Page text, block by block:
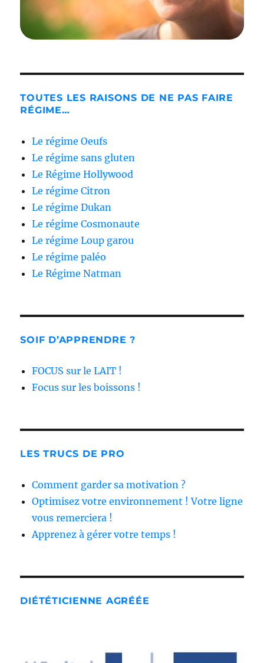
TOUTES LES RAISONS DE NE PAS FAIRE
RÉGIME…
Le régime Oeufs
Le régime sans gluten
Le Régime Hollywood
Le régime Citron
Le régime Dukan
Le régime Cosmonaute
Le régime Loup garou
Le régime paléo
Le Régime Natman
SOIF D’APPRENDRE ?
FOCUS sur le LAIT !
Focus sur les boissons !
LES TRUCS DE PRO
Comment garder sa motivation ?
Optimisez votre environnement ! Votre ligne
vous remerciera !
Apprenez à gérer votre temps !
DIÉTÉTICIENNE AGRÉÉE